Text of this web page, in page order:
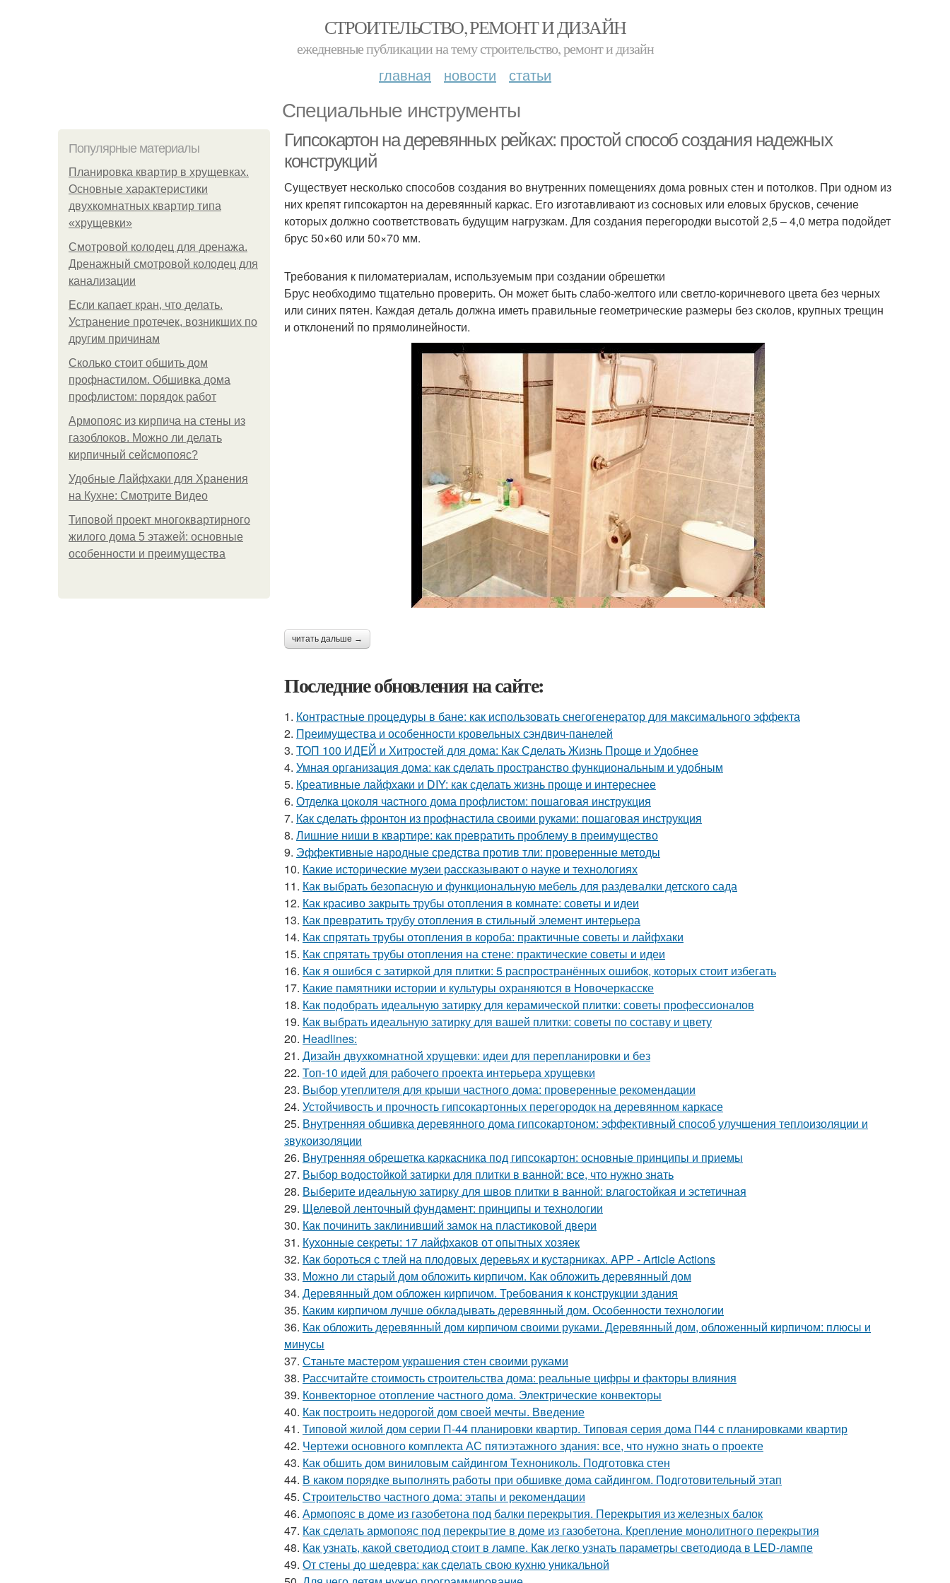
СТРОИТЕЛЬСТВО, РЕМОНТ И ДИЗАЙН
ежедневные публикации на тему строительство, ремонт и дизайн
главная новости статьи
Специальные инструменты
Популярные материалы
Планировка квартир в хрущевках.
Основные характеристики
двухкомнатных квартир типа
«хрущевки»
Смотровой колодец для дренажа.
Дренажный смотровой колодец для
канализации
Если капает кран, что делать.
Устранение протечек, возникших по
другим причинам
Сколько стоит обшить дом
профнастилом. Обшивка дома
профлистом: порядок работ
Армопояс из кирпича на стены из
газоблоков. Можно ли делать
кирпичный сейсмопояс?
Удобные Лайфхаки для Хранения
на Кухне: Смотрите Видео
Типовой проект многоквартирного
жилого дома 5 этажей: основные
особенности и преимущества
Гипсокартон на деревянных рейках: простой способ создания надежных
конструкций
Существует несколько способов создания во внутренних помещениях дома ровных стен и потолков. При одном из
них крепят гипсокартон на деревянный каркас. Его изготавливают из сосновых или еловых брусков, сечение
которых должно соответствовать будущим нагрузкам. Для создания перегородки высотой 2,5 – 4,0 метра подойдет
брус 50×60 или 50×70 мм.
Требования к пиломатериалам, используемым при создании обрешетки
Брус необходимо тщательно проверить. Он может быть слабо-желтого или светло-коричневого цвета без черных
или синих пятен. Каждая деталь должна иметь правильные геометрические размеры без сколов, крупных трещин
и отклонений по прямолинейности.
читать дальше →
Последние обновления на сайте:
1. Контрастные процедуры в бане: как использовать снегогенератор для максимального эффекта
2. Преимущества и особенности кровельных сэндвич-панелей
3. ТОП 100 ИДЕЙ и Хитростей для дома: Как Сделать Жизнь Проще и Удобнее
4. Умная организация дома: как сделать пространство функциональным и удобным
5. Креативные лайфхаки и DIY: как сделать жизнь проще и интереснее
6. Отделка цоколя частного дома профлистом: пошаговая инструкция
7. Как сделать фронтон из профнастила своими руками: пошаговая инструкция
8. Лишние ниши в квартире: как превратить проблему в преимущество
9. Эффективные народные средства против тли: проверенные методы
10. Какие исторические музеи рассказывают о науке и технологиях
11. Как выбрать безопасную и функциональную мебель для раздевалки детского сада
12. Как красиво закрыть трубы отопления в комнате: советы и идеи
13. Как превратить трубу отопления в стильный элемент интерьера
14. Как спрятать трубы отопления в короба: практичные советы и лайфхаки
15. Как спрятать трубы отопления на стене: практические советы и идеи
16. Как я ошибся с затиркой для плитки: 5 распространённых ошибок, которых стоит избегать
17. Какие памятники истории и культуры охраняются в Новочеркасске
18. Как подобрать идеальную затирку для керамической плитки: советы профессионалов
19. Как выбрать идеальную затирку для вашей плитки: советы по составу и цвету
20. Headlines:
21. Дизайн двухкомнатной хрущевки: идеи для перепланировки и без
22. Топ-10 идей для рабочего проекта интерьера хрущевки
23. Выбор утеплителя для крыши частного дома: проверенные рекомендации
24. Устойчивость и прочность гипсокартонных перегородок на деревянном каркасе
25. Внутренняя обшивка деревянного дома гипсокартоном: эффективный способ улучшения теплоизоляции и
звукоизоляции
26. Внутренняя обрешетка каркасника под гипсокартон: основные принципы и приемы
27. Выбор водостойкой затирки для плитки в ванной: все, что нужно знать
28. Выберите идеальную затирку для швов плитки в ванной: влагостойкая и эстетичная
29. Щелевой ленточный фундамент: принципы и технологии
30. Как починить заклинивший замок на пластиковой двери
31. Кухонные секреты: 17 лайфхаков от опытных хозяек
32. Как бороться с тлей на плодовых деревьях и кустарниках. APP - Article Actions
33. Можно ли старый дом обложить кирпичом. Как обложить деревянный дом
34. Деревянный дом обложен кирпичом. Требования к конструкции здания
35. Каким кирпичом лучше обкладывать деревянный дом. Особенности технологии
36. Как обложить деревянный дом кирпичом своими руками. Деревянный дом, обложенный кирпичом: плюсы и
минусы
37. Станьте мастером украшения стен своими руками
38. Рассчитайте стоимость строительства дома: реальные цифры и факторы влияния
39. Конвекторное отопление частного дома. Электрические конвекторы
40. Как построить недорогой дом своей мечты. Введение
41. Типовой жилой дом серии П-44 планировки квартир. Типовая серия дома П44 с планировками квартир
42. Чертежи основного комплекта АС пятиэтажного здания: все, что нужно знать о проекте
43. Как обшить дом виниловым сайдингом Технониколь. Подготовка стен
44. В каком порядке выполнять работы при обшивке дома сайдингом. Подготовительный этап
45. Строительство частного дома: этапы и рекомендации
46. Армопояс в доме из газобетона под балки перекрытия. Перекрытия из железных балок
47. Как сделать армопояс под перекрытие в доме из газобетона. Крепление монолитного перекрытия
48. Как узнать, какой светодиод стоит в лампе. Как легко узнать параметры светодиода в LED-лампе
49. От стены до шедевра: как сделать свою кухню уникальной